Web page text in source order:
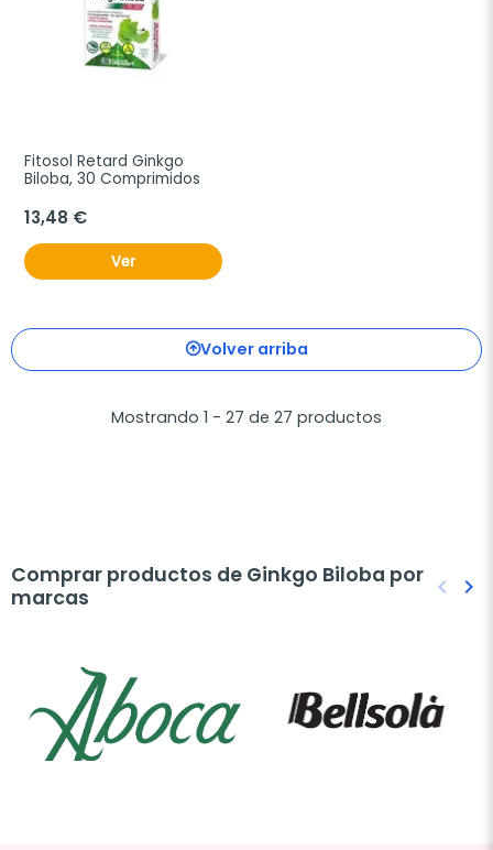
Fitosol Retard Ginkgo
Biloba, 30 Comprimidos
13,48 €
Ver
Volver arriba
Mostrando 1 - 27 de 27 productos
Comprar productos de Ginkgo Biloba por
marcas
keyboard_arrow_left keyboard_arrow_right